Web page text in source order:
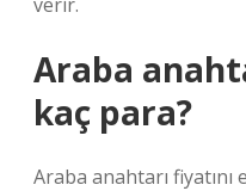
Araba
kaç para?
Araba anahtarı